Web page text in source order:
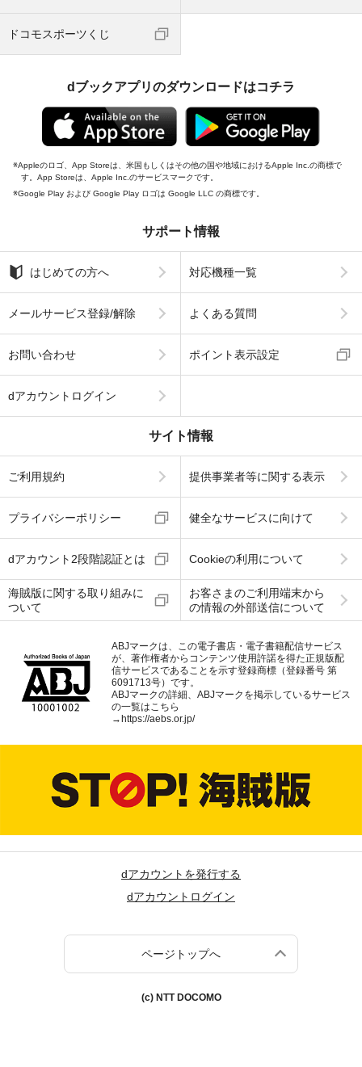
ドコモスポーツくじ
dブックアプリのダウンロードはコチラ
Appleのロゴ、App Storeは、米国もしくはその他の国や地域におけるApple Inc.の商標で
す。App Storeは、Apple Inc.のサービスマークです。
Google Play および Google Play ロゴは Google LLC の商標です。
サポート情報
はじめての方へ 対応機種一覧
メールサービス登録/解除 よくある質問
お問い合わせ ポイント表示設定
dアカウントログイン
サイト情報
ご利用規約 提供事業者等に関する表示
プライバシーポリシー 健全なサービスに向けて
dアカウント2段階認証とは Cookieの利用について
海賊版に関する取り組みに
ついて
お客さまのご利用端末から
の情報の外部送信について
ABJマークは、この電子書店・電子書籍配信サービス
が、著作権者からコンテンツ使用許諾を得た正規版配
信サービスであることを示す登録商標（登録番号 第
6091713号）です。
ABJマークの詳細、ABJマークを掲示しているサービス
の一覧はこちら
→https://aebs.or.jp/
dアカウントを発行する
dアカウントログイン
ページトップへ
(c) NTT DOCOMO